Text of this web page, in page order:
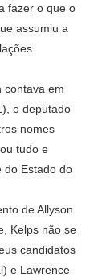
fazer o que o
assumiu a
contava em
o deputado
nomes
tudo e
do Estado do
de Allyson
Kelps não se
candidatos
e Lawrence